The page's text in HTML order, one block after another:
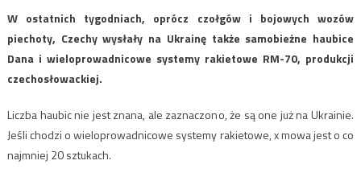
W ostatnich tygodniach, oprócz czołgów i bojowych wozów
piechoty, Czechy wysłały na Ukrainę także samobieżne haubice
Dana i wieloprowadnicowe systemy rakietowe RM-70, produkcji
czechosłowackiej.
Liczba haubic nie jest znana, ale zaznaczono, że są one już na Ukrainie.
Jeśli chodzi o wieloprowadnicowe systemy rakietowe, x mowa jest o co
najmniej 20 sztukach.